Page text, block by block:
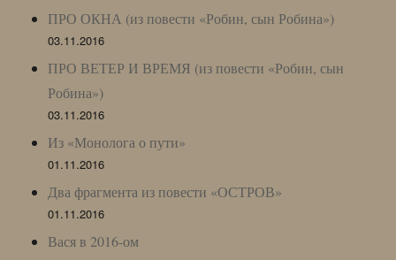
ПРО ОКНА (из повести «Робин, сын Робина»)
03.11.2016
ПРО ВЕТЕР И ВРЕМЯ (из повести «Робин, сын
Робина»)
03.11.2016
Из «Монолога о пути»
01.11.2016
Два фрагмента из повести «ОСТРОВ»
01.11.2016
Вася в 2016-ом